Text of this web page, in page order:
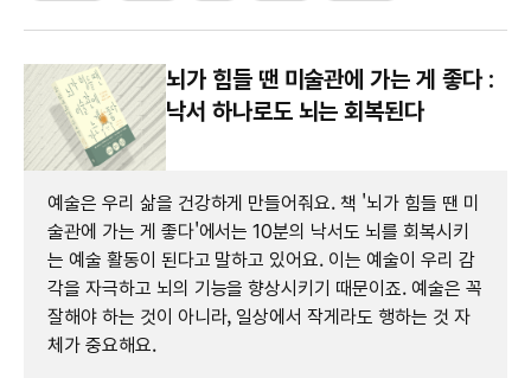
뇌가 힘들 땐 미술관에 가는 게 좋다 :
낙서 하나로도 뇌는 회복된다
예술은 우리 삶을 건강하게 만들어줘요. 책 '뇌가 힘들 땐 미
술관에 가는 게 좋다'에서는 10분의 낙서도 뇌를 회복시키
는 예술 활동이 된다고 말하고 있어요. 이는 예술이 우리 감
각을 자극하고 뇌의 기능을 향상시키기 때문이죠. 예술은 꼭
잘해야 하는 것이 아니라, 일상에서 작게라도 행하는 것 자
체가 중요해요.